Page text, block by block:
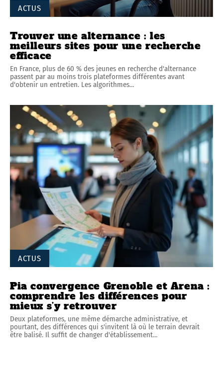
ACTUS
Trouver une alternance : les
meilleurs sites pour une recherche
efficace
En France, plus de 60 % des jeunes en recherche d'alternance
passent par au moins trois plateformes différentes avant
d'obtenir un entretien. Les algorithmes…
ACTUS
Pia convergence Grenoble et Arena :
comprendre les différences pour
mieux s’y retrouver
Deux plateformes, une même démarche administrative, et
pourtant, des différences qui s'invitent là où le terrain devrait
être balisé. Il suffit de changer d'établissement…